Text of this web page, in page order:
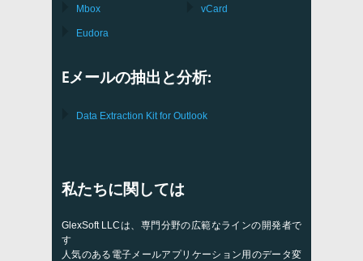
Mbox
Eudora
vCard
Eメールの抽出と分析:
Data Extraction Kit for Outlook
私たちに関しては
GlexSoft LLCは、専門分野の広範なラインの開発者で
す
人気のある電子メールアプリケーション用のデータ変